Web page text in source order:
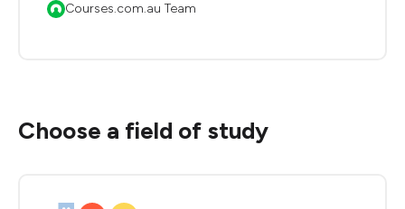
Courses.com.au Team
Choose a field of study